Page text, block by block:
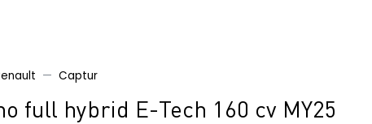
Captur
full hybrid E-Tech 160 cv MY25